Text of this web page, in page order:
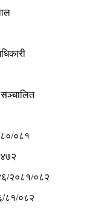
सञ्चालित
८०/०८१
२०८१/०८२
८१/०८२